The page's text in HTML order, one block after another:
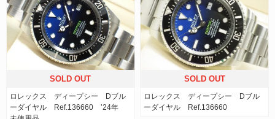
SOLD OUT
ロレックス ディープシー Dブル
ーダイヤル Ref.136660 ’24年
SOLD OUT
ロレックス ディープシー Dブル
ーダイヤル Ref.136660